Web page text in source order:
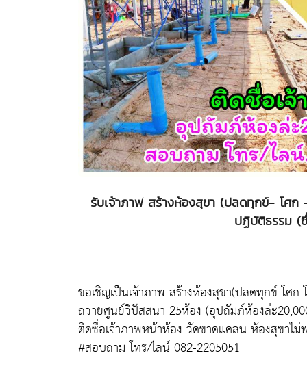
รับเจ้าภาพ สร้างห้องสุขา (ปลดทุกข์- โศก
ปฏิบัติธรรม (
ขอเชิญเป็นเจ้าภาพ สร้างห้องสุขา(ปลดทุกข์ โศก
ถวายศูนย์วิปัสสนา 25ห้อง (อุปถัมภ์ห้องล่ะ
ติดชื่อเจ้าภาพหน้าห้อง วัดขาดแคลน ห้องสุขาไม่
#สอบถาม โทร/ไลน์ 082-2205051